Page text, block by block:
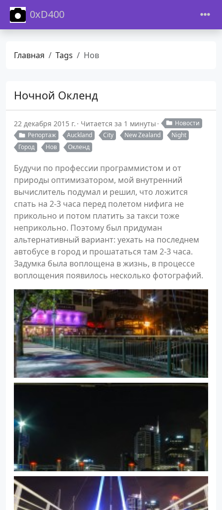
0xD400
Главная Tags Нов
Ночной Окленд
22 декабря 2015 г. Читается за 1 минуты
Новости
Репортаж
Auckland City New Zealand
Night
Город
Нов Окленд
Будучи по профессии программистом и от
природы оптимизатором, мой внутренний
вычислитель подумал и решил, что ложится
спать на 2-3 часа перед полетом нифига не
прикольно и потом платить за такси тоже
неприкольно. Поэтому был придуман
альтернативный вариант: уехать на последнем
автобусе в город и прошататься там 2-3 часа.
Задумка была воплощена в жизнь, в процессе
воплощения появилось несколько фотографий.